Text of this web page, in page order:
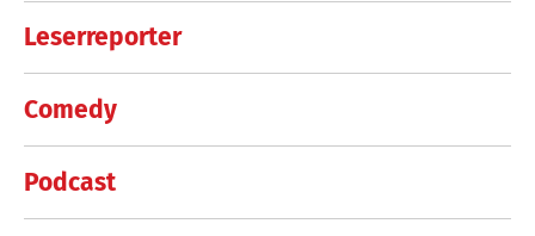
Leserreporter
Comedy
Podcast